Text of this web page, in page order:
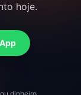
hoje.